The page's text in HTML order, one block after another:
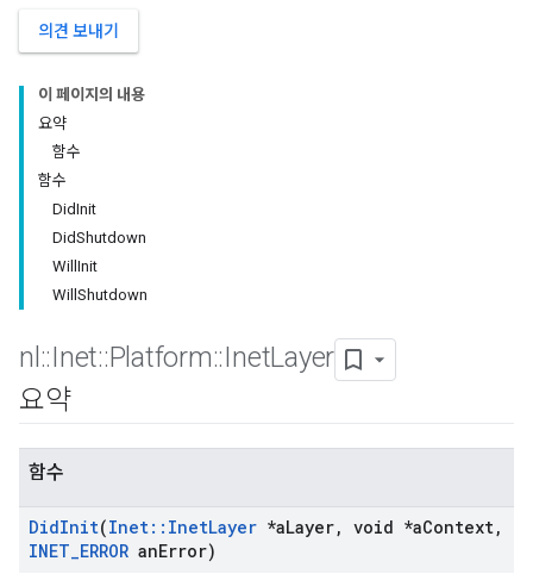
의견 보내기
이 페이지의 내용
요약
함수
함수
DidInit
DidShutdown
WillInit
WillShutdown
nl ::Inet::Platform::InetLayer
요약
함수
DidInit(Inet:: InetLayer *aLayer, void *aContext,
INET_ERROR anError)